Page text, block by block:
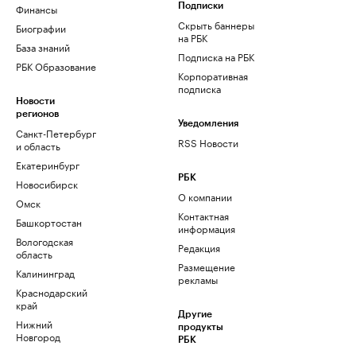
Финансы
Биографии
База знаний
РБК Образование
Новости
регионов
Санкт-Петербург
и область
Екатеринбург
Новосибирск
Омск
Башкортостан
Вологодская
область
Калининград
Краснодарский
край
Нижний
Новгород
Подписки
Скрыть баннеры
на РБК
Подписка на РБК
Корпоративная
подписка
Уведомления
RSS Новости
РБК
О компании
Контактная
информация
Редакция
Размещение
рекламы
Другие
продукты
РБК